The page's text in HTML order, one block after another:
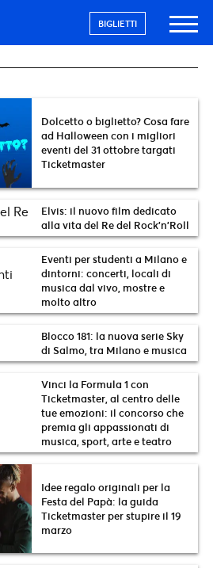
BIGLIETTI
Dolcetto o biglietto? Cosa fare
ad Halloween con i migliori
eventi del 31 ottobre targati
Ticketmaster
Elvis: il nuovo film dedicato
alla vita del Re del Rock’n’Roll
Eventi per studenti a Milano e
dintorni: concerti, locali di
musica dal vivo, mostre e
molto altro
Blocco 181: la nuova serie Sky
di Salmo, tra Milano e musica
Vinci la Formula 1 con
Ticketmaster, al centro delle
tue emozioni: il concorso che
premia gli appassionati di
musica, sport, arte e teatro
Idee regalo originali per la
Festa del Papà: la guida
Ticketmaster per stupire il 19
marzo